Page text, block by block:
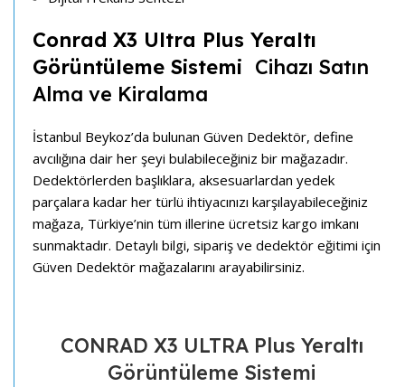
Conrad X3 Ultra Plus Yeraltı
Görüntüleme Sistemi Cihazı Satın
Alma ve Kiralama
İstanbul Beykoz’da bulunan Güven Dedektör, define
avcılığına dair her şeyi bulabileceğiniz bir mağazadır.
Dedektörlerden başlıklara, aksesuarlardan yedek
parçalara kadar her türlü ihtiyacınızı karşılayabileceğiniz
mağaza, Türkiye’nin tüm illerine ücretsiz kargo imkanı
sunmaktadır. Detaylı bilgi, sipariş ve dedektör eğitimi için
Güven Dedektör mağazalarını arayabilirsiniz.
CONRAD X3 ULTRA Plus Yeraltı
Görüntüleme Sistemi